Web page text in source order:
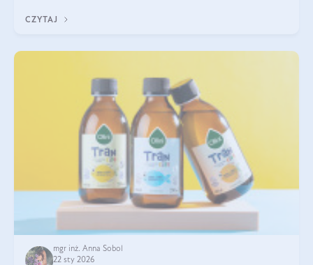
robić?
CZYTAJ
mgr inż. Anna Sobol
22 sty 2026